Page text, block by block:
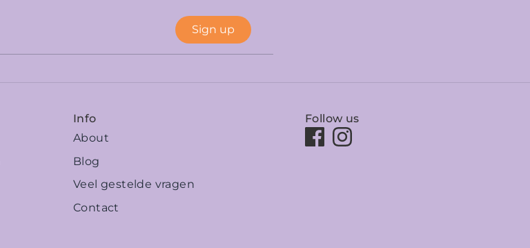
Sign up
Info
About
Blog
Veel gestelde vragen
Contact
Follow us